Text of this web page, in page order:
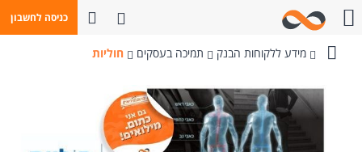
כניסה לחשבון
פתח חיפושחייגו אלינו
מזרחי-טפחות
מידע ללקוחות הבנק תמיכה בעסקים חוליות